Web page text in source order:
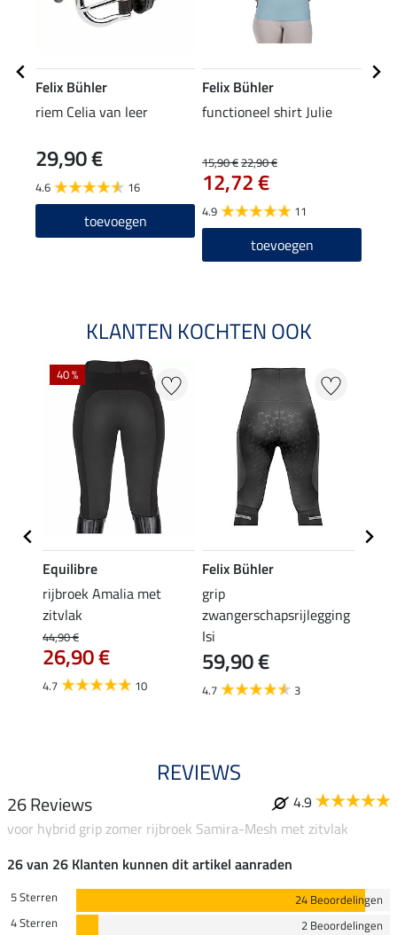
Felix Bühler
riem Celia van leer
29,90 €
4.6 16
toevoegen
Felix Bühler
functioneel shirt Julie
15,90 €22,90 €
12,72 €
4.9 11
toevoegen
KLANTEN KOCHTEN OOK
40 %
Equilibre
rijbroek Amalia met
zitvlak
44,90 €
26,90 €
4.7 10
Felix Bühler
grip
zwangerschapsrijlegging
Isi
59,90 €
4.7 3
REVIEWS
26 Reviews
4.9
voor hybrid grip zomer rijbroek Samira-Mesh met zitvlak
26 van 26 Klanten kunnen dit artikel aanraden
5 Sterren
24 Beoordelingen
4 Sterren
2 Beoordelingen